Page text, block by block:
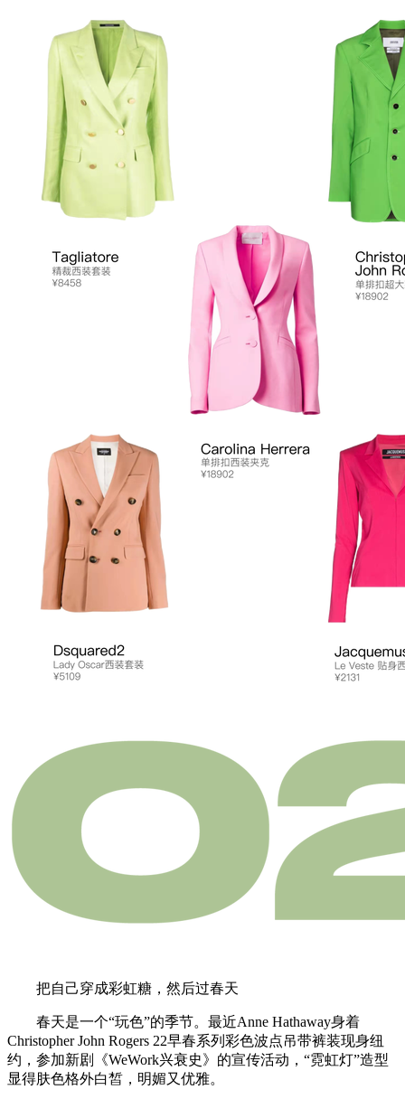
把自己穿成彩虹糖，然后过春天
春天是一个“玩色”的季节。最近Anne Hathaway身着
Christopher John Rogers 22早春系列彩色波点吊带裤装现身纽
约，参加新剧《WeWork兴衰史》的宣传活动，“霓虹灯”造型
显得肤色格外白皙，明媚又优雅。